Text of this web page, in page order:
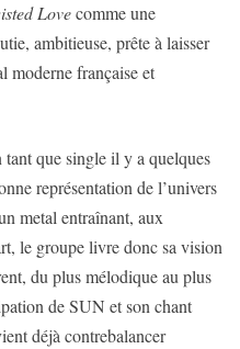
Lovecomme une
ambitieuse, prête à laisser
moderne française et
que single il y a quelques
représentation de l’univers
metal entraînant, aux
le groupe livre donc sa vision
du plus mélodique au plus
de SUN et son chant
déjà contrebalancer